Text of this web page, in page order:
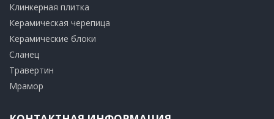
​Клинкерная плитка
​Керамическая черепица
​Керамические блоки
​Сланец
Травертин​
​Мрамор